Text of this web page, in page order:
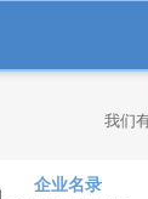
我们
企业名录